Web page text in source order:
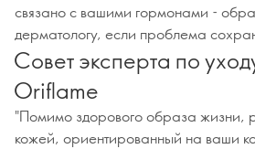
связано с вашими гормонами -
дерматологу, если проблема
Совет эксперта по
Oriflame
"Помимо здорового образа жизни,
кожей, ориентированный на ваши